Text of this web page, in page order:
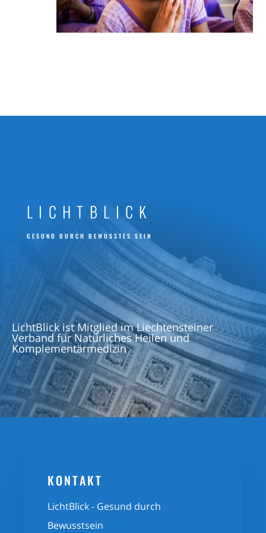
LICHTBLICK
GESUND DURCH BEWUSSTES SEIN
LichtBlick ist Mitglied im Liechtensteiner
Verband für Natürliches Heilen und
Komplementärmedizin
KONTAKT
LichtBlick - Gesund durch
Bewusstsein